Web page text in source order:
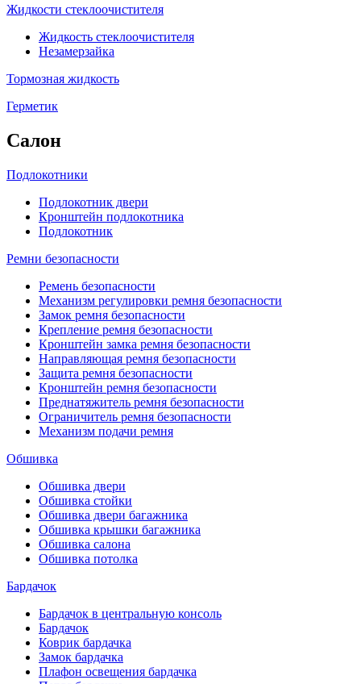
Жидкости стеклоочистителя
Жидкость стеклоочистителя
Незамерзайка
Тормозная жидкость
Герметик
Салон
Подлокотники
Подлокотник двери
Кронштейн подлокотника
Подлокотник
Ремни безопасности
Ремень безопасности
Механизм регулировки ремня безопасности
Замок ремня безопасности
Крепление ремня безопасности
Кронштейн замка ремня безопасности
Направляющая ремня безопасности
Защита ремня безопасности
Кронштейн ремня безопасности
Преднатяжитель ремня безопасности
Ограничитель ремня безопасности
Механизм подачи ремня
Обшивка
Обшивка двери
Обшивка стойки
Обшивка двери багажника
Обшивка крышки багажника
Обшивка салона
Обшивка потолка
Бардачок
Бардачок в центральную консоль
Бардачок
Коврик бардачка
Замок бардачка
Плафон освещения бардачка